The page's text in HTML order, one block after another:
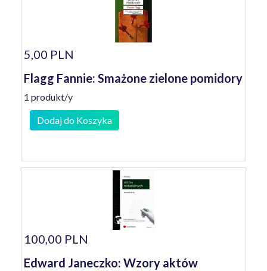
5,00 PLN
Flagg Fannie: Smażone zielone pomidory
1 produkt/y
Dodaj do Koszyka
100,00 PLN
Edward Janeczko: Wzory aktów